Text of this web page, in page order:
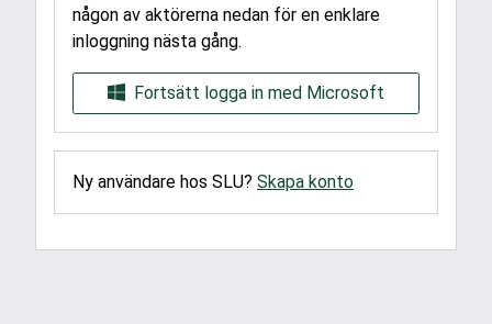
någon av aktörerna nedan för en enklare
inloggning nästa gång.
Fortsätt logga in med Microsoft
Ny användare hos SLU? Skapa konto